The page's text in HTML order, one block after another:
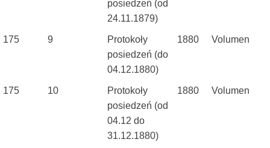
posiedzeń (od
24.11.1879)
175 9
Protokoły
posiedzeń (do
04.12.1880)
1880 Volumen
175 10
Protokoły
posiedzeń (od
04.12 do
31.12.1880)
1880 Volumen